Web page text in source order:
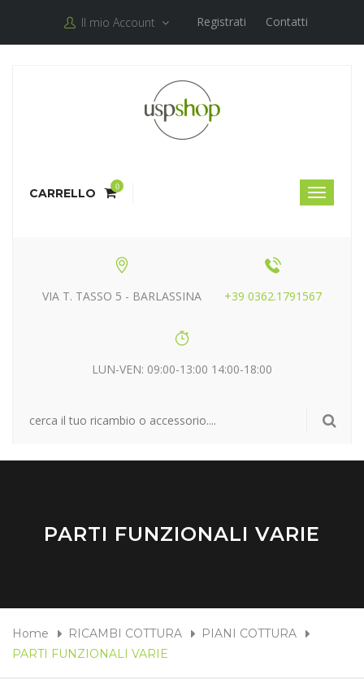
Il mio Account Registrati Contatti
CARRELLO 0
VIA T. TASSO 5 - BARLASSINA +39 0362.1791567
LUN-VEN: 09:00-13:00 14:00-18:00
PARTI FUNZIONALI VARIE
Home RICAMBI COTTURA
PIANI COTTURA
PARTI FUNZIONALI VARIE